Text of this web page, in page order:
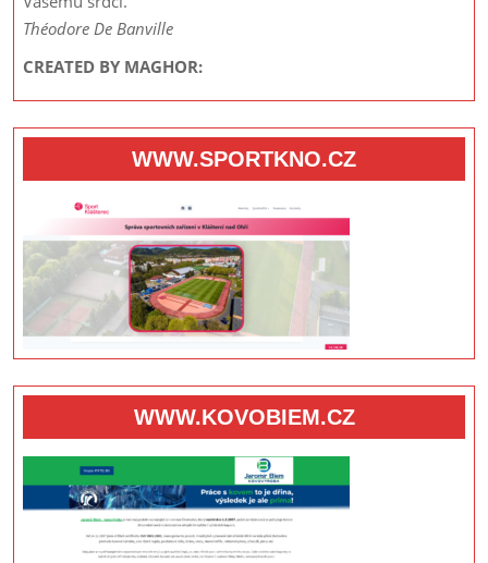
Théodore De Banville
CREATED BY MAGHOR:
WWW.SPORTKNO.CZ
WWW.KOVOBIEM.CZ